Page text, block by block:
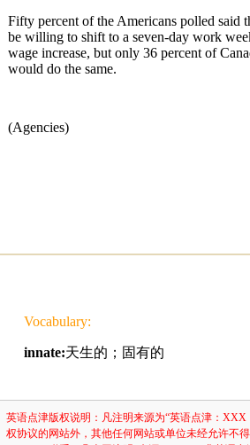
Fifty percent of the Americans polled said
be willing to shift to a seven-day work
wage increase, but only 36 percent of
would do the same.
(Agencies)
Vocabulary:
innate:天生的；固有的
英语点津版权说明：凡注明来源为“英语点津：
权协议的网站外，其他任何网站或单位未经允许不